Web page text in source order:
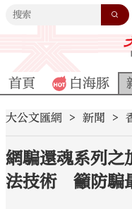
首頁 白海豚
大公文匯網 新聞
網騙還魂系列之
法技術 籲防騙